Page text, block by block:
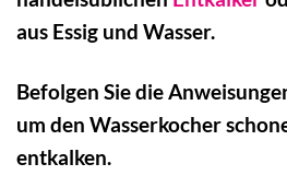
aus Essig und Wasser.
Befolgen Sie die
um den Wasserkocher
entkalken.